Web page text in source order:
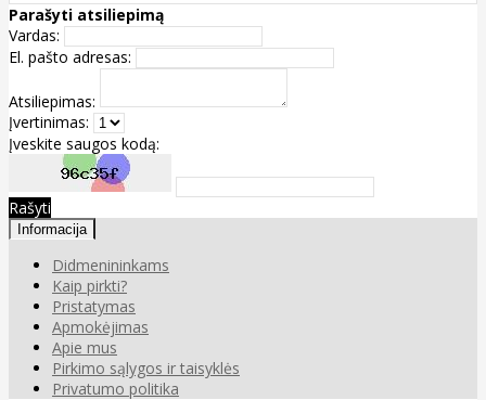
Parašyti atsiliepimą
Vardas:
El. pašto adresas:
Atsiliepimas:
Įvertinimas:
Įveskite saugos kodą:
Rašyti
Informacija
Didmenininkams
Kaip pirkti?
Pristatymas
Apmokėjimas
Apie mus
Pirkimo sąlygos ir taisyklės
Privatumo politika